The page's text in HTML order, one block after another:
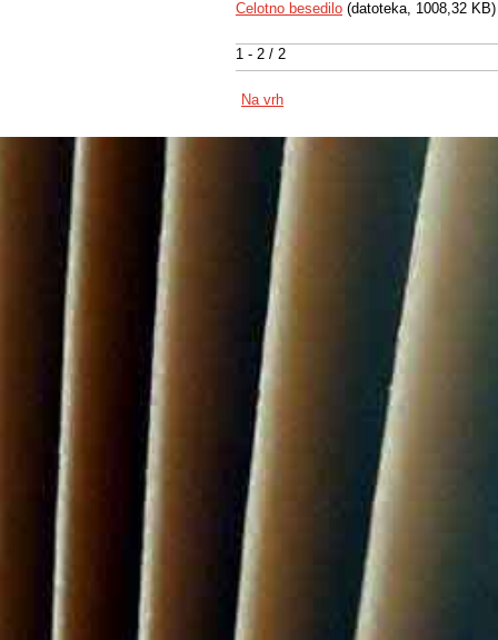
1 - 2 / 2
Celotno besedilo (datoteka, 1008,32 KB)
Na vrh